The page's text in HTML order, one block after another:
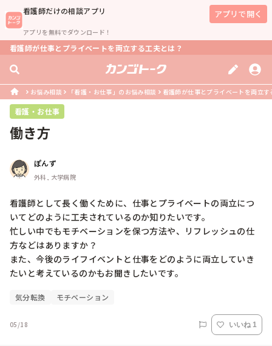
看護師だけの相談アプリ
アプリを無料でダウンロード！
アプリで開く
看護師が仕事とプライベートを両立する工夫とは？
お悩み相談 「看護・お仕事」のお悩み相談 看護師が仕事とプライベートを両立
看護・お仕事
働き方
ぽんず
外科, 大学病院
看護師として長く働くために、仕事とプライベートの両立につ
いてどのように工夫されているのか知りたいです。
忙しい中でもモチベーションを保つ方法や、リフレッシュの仕
方などはありますか？
また、今後のライフイベントと仕事をどのように両立していき
たいと考えているのかもお聞きしたいです。
気分転換 モチベーション
05/18 いいね 1